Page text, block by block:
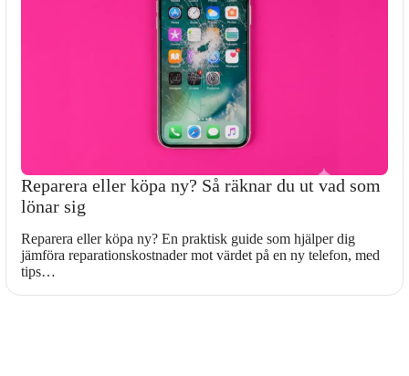
Reparera eller köpa ny? Så räknar du ut vad som
lönar sig
Reparera eller köpa ny? En praktisk guide som hjälper dig
jämföra reparationskostnader mot värdet på en ny telefon, med
tips…